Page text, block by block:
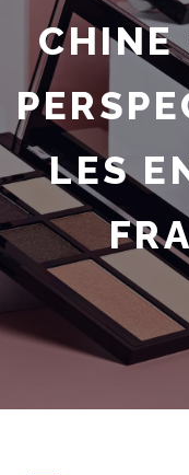
CHINE
LES